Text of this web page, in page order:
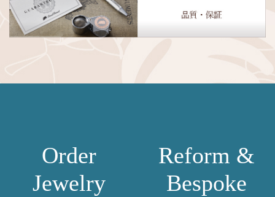
Order
Jewelry
Reform &
Bespoke